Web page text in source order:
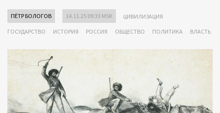
ПЁТР БОЛОГОВ 14.11.25 09:33 MSK ЦИВИЛИЗАЦИЯ
ГОСУДАРСТВО ИСТОРИЯ РОССИЯ ОБЩЕСТВО ПОЛИТИКА ВЛАСТЬ